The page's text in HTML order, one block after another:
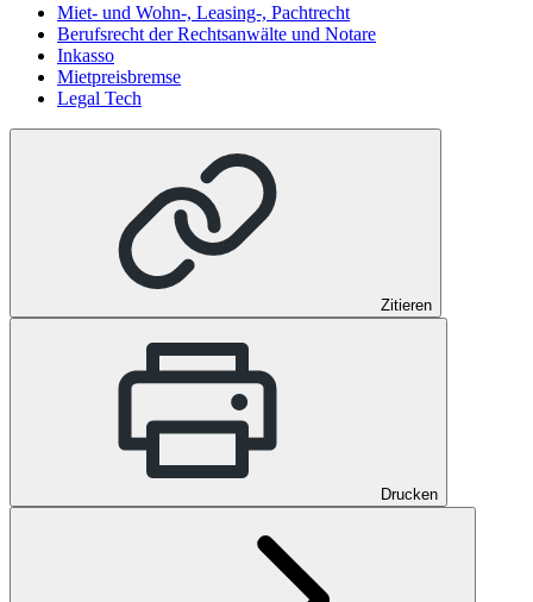
Miet- und Wohn-, Leasing-, Pachtrecht
Berufsrecht der Rechtsanwälte und Notare
Inkasso
Mietpreisbremse
Legal Tech
Zitieren
Drucken